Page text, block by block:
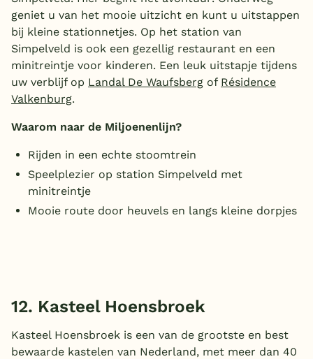
geniet u van het mooie uitzicht en kunt u uitstappen
bij kleine stationnetjes. Op het station van
Simpelveld is ook een gezellig restaurant en een
minitreintje voor kinderen. Een leuk uitstapje tijdens
uw verblijf op Landal De Waufsberg of Résidence
Valkenburg.
Waarom naar de Miljoenenlijn?
Rijden in een echte stoomtrein
Speelplezier op station Simpelveld met
minitreintje
Mooie route door heuvels en langs kleine dorpjes
12. Kasteel Hoensbroek
Kasteel Hoensbroek is een van de grootste en best
bewaarde kastelen van Nederland, met meer dan 40